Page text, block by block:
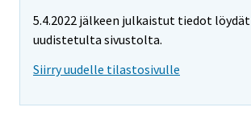
5.4.2022 jälkeen julkaistut tiedot löydät
uudistetulta sivustolta.
Siirry uudelle tilastosivulle